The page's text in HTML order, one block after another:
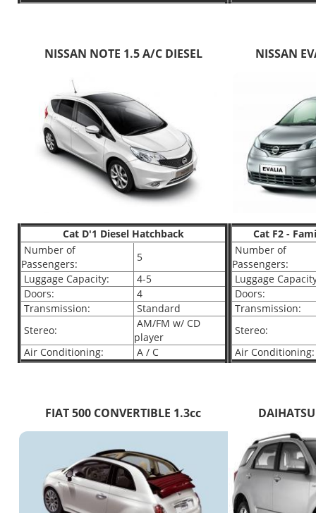
NISSAN NOTE 1.5 A/C DIESEL
Cat D'1 Diesel Hatchback
Number of
Passengers:
5
Luggage Capacity:
4-5
Doors:
4
Transmission:
Standard
Stereo:
AM/FM w/ CD
player
Air Conditioning:
A / C
NISSAN
Cat F2 -
Number of
Passengers:
Luggage
Doors:
Transmission:
Stereo:
Air Conditioning:
FIAT 500 CONVERTIBLE 1.3cc